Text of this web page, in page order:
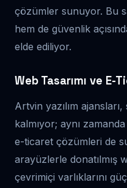
çözümler sunuyor. Bu
hem de güvenlik
elde ediliyor.
Web Tasarımı ve E-
Artvin yazılım
kalmıyor; aynı
e-ticaret çözümleri de
arayüzlerle donatılmış
çevrimiçi varlıklarını